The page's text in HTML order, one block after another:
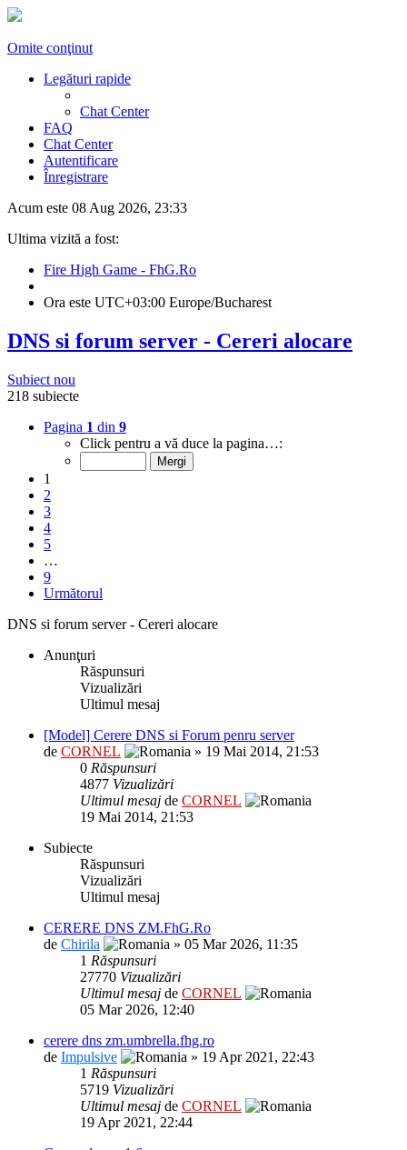
Omite conţinut
Legături rapide
Chat Center
FAQ
Chat Center
Autentificare
Înregistrare
Acum este 08 Aug 2026, 23:33
Ultima vizită a fost:
Fire High Game - FhG.Ro
Ora este UTC+03:00 Europe/Bucharest
DNS si forum server - Cereri alocare
Subiect nou
218 subiecte
Pagina 1 din 9
Click pentru a vă duce la pagina…:
1
2
3
4
5
…
9
Următorul
DNS si forum server - Cereri alocare
Anunţuri
Răspunsuri
Vizualizări
Ultimul mesaj
[Model] Cerere DNS si Forum penru server
de CORNEL
» 19 Mai 2014, 21:53
0 Răspunsuri
4877 Vizualizări
Ultimul mesaj de CORNEL
19 Mai 2014, 21:53
Subiecte
Răspunsuri
Vizualizări
Ultimul mesaj
CERERE DNS ZM.FhG.Ro
de Chirila
» 05 Mar 2026, 11:35
1 Răspunsuri
27770 Vizualizări
Ultimul mesaj de CORNEL
05 Mar 2026, 12:40
cerere dns zm.umbrella.fhg.ro
de Impulsive
» 19 Apr 2021, 22:43
1 Răspunsuri
5719 Vizualizări
Ultimul mesaj de CORNEL
19 Apr 2021, 22:44